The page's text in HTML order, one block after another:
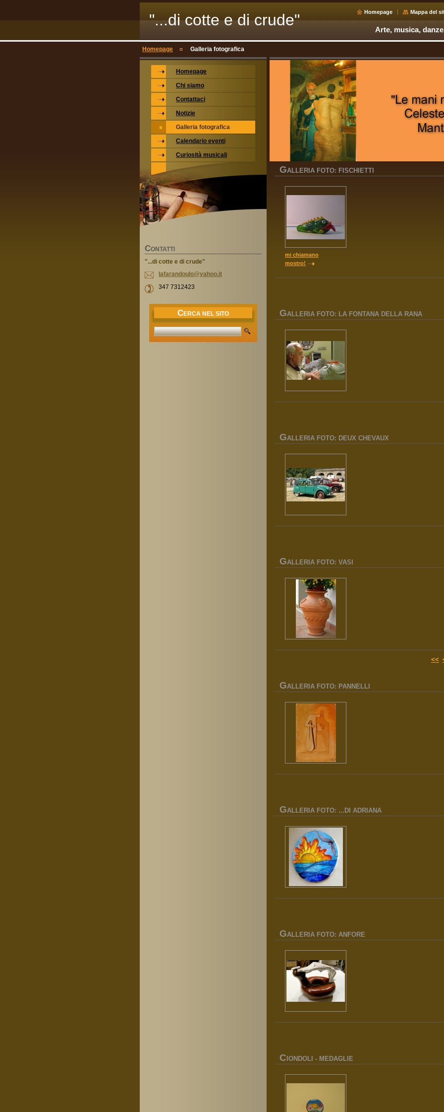
"...di cotte e di crude" Homepage Mappa del
Arte, musica,
Homepage Galleria fotografica
GALLERIA FOTO: FISCHIETTI
mi chiamano
mostro!
GALLERIA FOTO: LA FONTANA DELLA RANA
GALLERIA FOTO: DEUX CHEVAUX
GALLERIA FOTO: VASI
<<
GALLERIA FOTO: PANNELLI
GALLERIA FOTO: ...DI ADRIANA
GALLERIA FOTO: ANFORE
C IONDOLI - MEDAGLIE
Homepage
Chi siamo
Contattaci
Notizie
Galleria fotografica
Calendario eventi
Curiosità musicali
CONTATTI
"...di cotte e di crude"
lafarandoulo@yahoo.it
347 7312423
CERCA NEL SITO